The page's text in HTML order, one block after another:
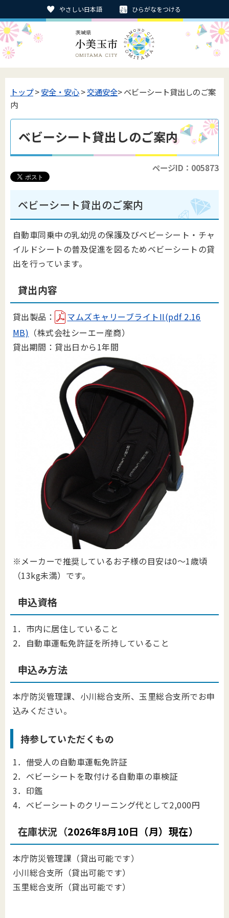
やさしい日本語 ひらがなをつける
トップ>安全・安心>交通安全> ベビーシート貸出しのご案
内
ベビーシート貸出しのご案内
ページID：005873
ベビーシート貸出のご案内
自動車同乗中の乳幼児の保護及びベビーシート・チャ
イルドシートの普及促進を図るためベビーシートの貸
出を行っています。
貸出内容
貸出製品：
マムズキャリーブライトII(pdf 2.16
MB) （株式会社シーエー産商）
貸出期間：貸出日から1年間
※メーカーで推奨しているお子様の目安は0～1歳頃
（13kg未満）です。
申込資格
1．市内に居住していること
2．自動車運転免許証を所持していること
申込み方法
本庁防災管理課、小川総合支所、玉里総合支所でお申
込みください。
持参していただくもの
1．借受人の自動車運転免許証
2．ベビーシートを取付ける自動車の車検証
3．印鑑
4．ベビーシートのクリーニング代として2,000円
在庫状況（2026年8月10日（月）現在）
本庁防災管理課（貸出可能です）
小川総合支所（貸出可能です）
玉里総合支所（貸出可能です）